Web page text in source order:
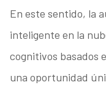
En este sentido, la
inteligente en la
cognitivos basados
una oportunidad